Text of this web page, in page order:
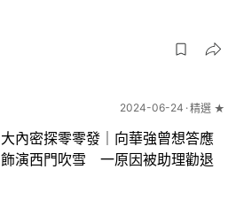
2024-06-24 精選 ★
大內密探零零發｜向華強曾想答應
飾演西門吹雪 一原因被助理勸退